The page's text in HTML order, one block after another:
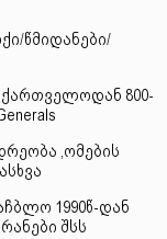
წმიდანები/
800-
,ომების
1990წ-დან
შსს